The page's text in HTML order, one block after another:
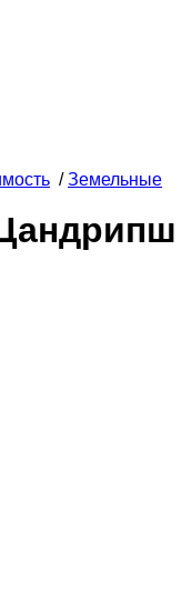
/Земельные